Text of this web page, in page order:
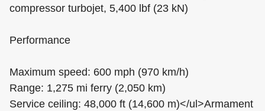
compressor turbojet, 5,400 lbf (23 kN)
Performance
Maximum speed: 600 mph (970 km/h)
Range: 1,275 mi ferry (2,050 km)
Service ceiling: 48,000 ft (14,600 m)</ul>Armament